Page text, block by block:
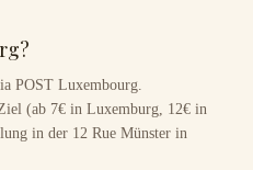
POST Luxembourg.
(ab 7€ in Luxemburg, 12€ in
in der 12 Rue Münster in